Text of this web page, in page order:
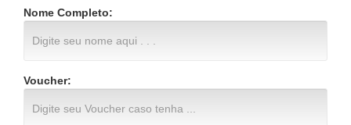
Nome Completo:
Voucher: